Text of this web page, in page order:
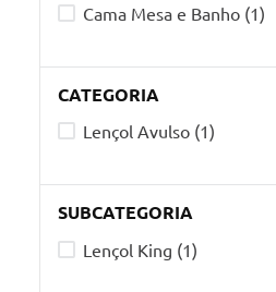
Cama Mesa e Banho (1)
CATEGORIA
Lençol Avulso (1)
SUBCATEGORIA
Lençol King (1)